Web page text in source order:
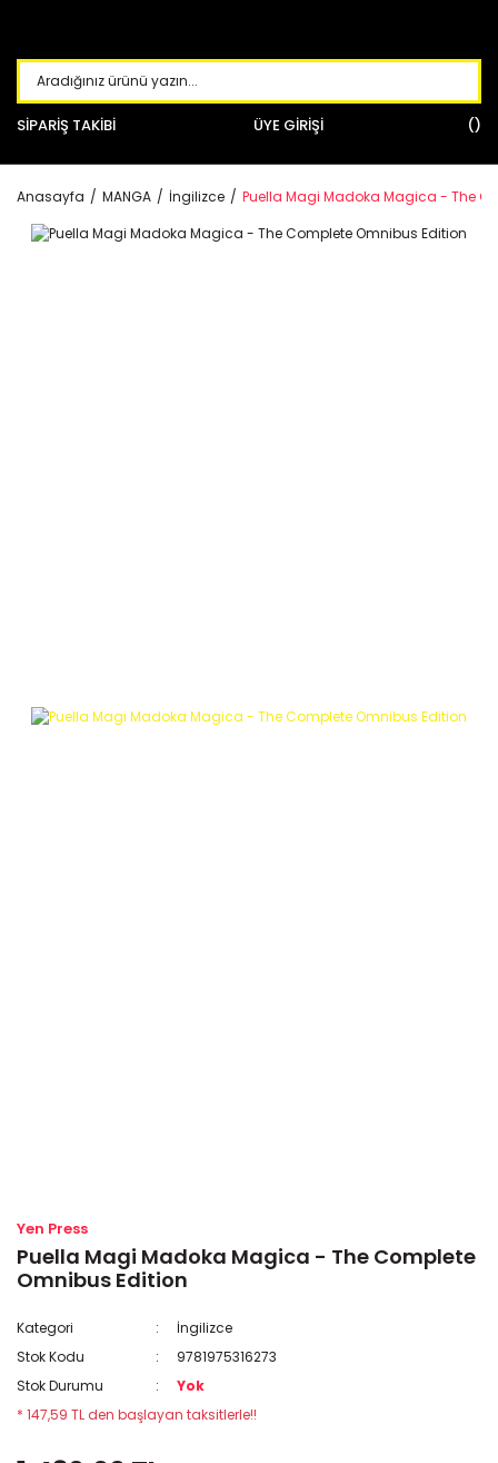
SİPARİŞ TAKİBİ ÜYE GİRİŞİ
Anasayfa MANGA İngilizce Puella Magi Madoka Magica - The
Yen Press
Puella Magi Madoka Magica - The Complete
Omnibus Edition
Kategori
İngilizce
Stok Kodu
9781975316273
Stok Durumu
Yok
* 147,59 TL den başlayan taksitlerle!!